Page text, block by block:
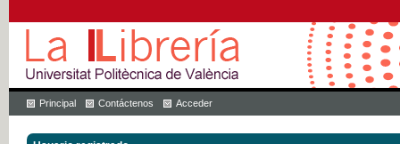
Principal Contáctenos Acceder